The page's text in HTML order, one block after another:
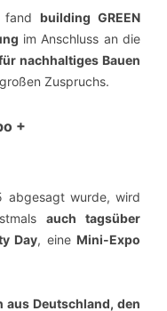
building GREEN
im Anschluss an die
nachhaltiges Bauen
Zuspruchs.
+
abgesagt wurde, wird
auch tagsüber
Day, eine Mini-Expo
aus Deutschland, den